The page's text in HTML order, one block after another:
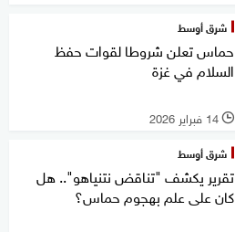
شرق أوسط
حماس تعلن شروطا لقوات حفظ
السلام في غزة
l 14 فبراير 2026
شرق أوسط
تقرير يكشف "تناقض نتنياهو".. هل
كان على علم بهجوم حماس؟